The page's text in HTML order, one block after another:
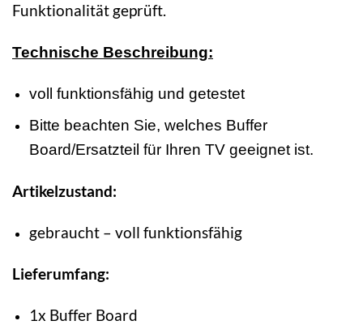
Funktionalität geprüft.
Technische Beschreibung:
voll funktionsfähig und getestet
Bitte beachten Sie, welches Buffer
Board/Ersatzteil für Ihren TV geeignet ist.
Artikelzustand:
gebraucht – voll funktionsfähig
Lieferumfang:
1x Buffer Board